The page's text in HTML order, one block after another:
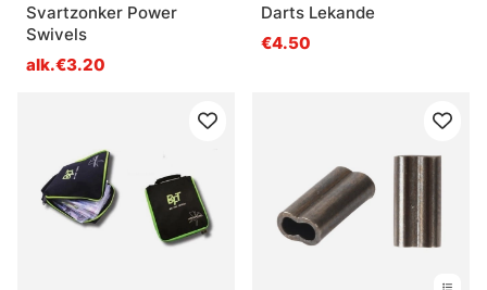
Svartzonker Power
Swivels
alk.€3.20
Darts Lekande
€4.50